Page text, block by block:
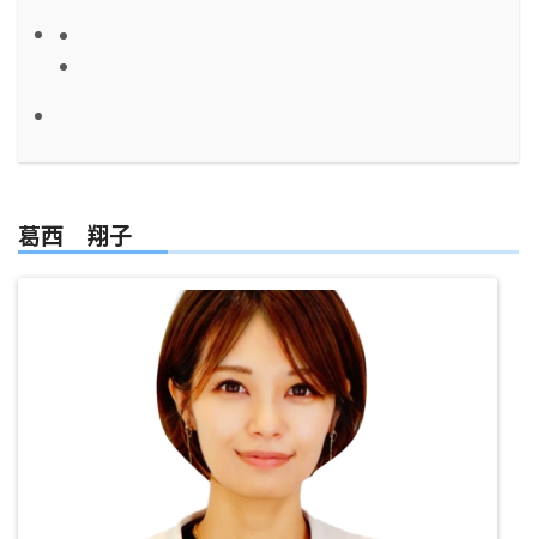
葛西 翔子